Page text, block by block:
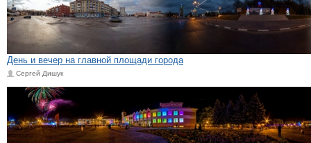
День и вечер на главной площади города
Сергей Дишук